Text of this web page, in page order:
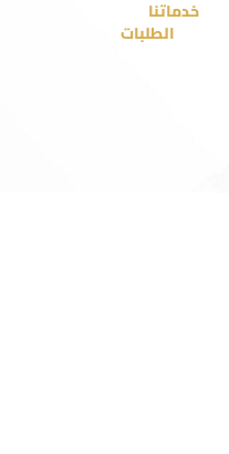
خدماتنا
الطلبات